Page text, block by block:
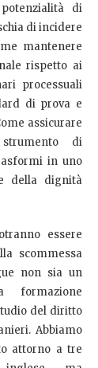
di
di incidere
mantenere
rispetto ai
processuali
di prova e
assicurare
di
in uno
della dignità
essere
scommessa
non sia un
formazione
del diritto
Abbiamo
attorno a tre